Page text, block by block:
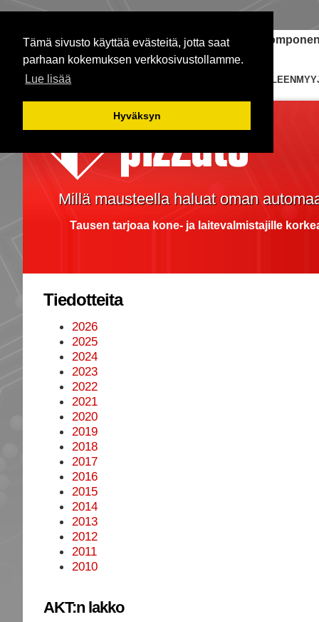
Tämä sivusto käyttää evästeitä, jotta saat
parhaan kokemuksen verkkosivustollamme.
Lue lisää
Hyväksyn
Janome-ompelukoneet Teollisuuden
ETUSIVU
Millä mausteella haluat oman
Tausen tarjoaa kone- ja laitevalmistajille
Tiedotteita
2026
2025
2024
2023
2022
2021
2020
2019
2018
2017
2016
2015
2014
2013
2012
2011
2010
AKT:n lakko